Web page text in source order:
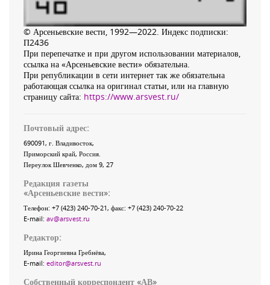
© Арсеньевские вести, 1992—2022. Индекс подписки:
П2436
При перепечатке и при другом использовании материалов,
ссылка на «Арсеньевские вести» обязательна.
При републикации в сети интернет так же обязательна
работающая ссылка на оригинал статьи, или на главную
страницу сайта: https://www.arsvest.ru/
Почтовый адрес:
690091, г. Владивосток,
Приморский край, Россия.
Переулок Шевченко, дом 9, 27
Редакция газеты
«Арсеньевские вести»:
Телефон: +7 (423) 240-70-21, факс: +7 (423) 240-70-22
E-mail: av@arsvest.ru
Редактор:
Ирина Георгиевна Гребнёва,
E-mail: editor@arsvest.ru
Собственный корреспондент «АВ»